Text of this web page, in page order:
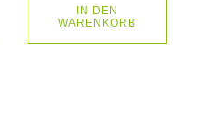
IN DEN
WARENKORB